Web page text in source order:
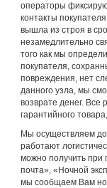
операторы
контакты
вышла из строя в
незамедлительно
того как мы
покупателя,
повреждения, нет
данного узла, мы
возврате денег. Все
гарантийного
Мы осуществляем
работают
можно получить при
почта», «Ночной
мы сообщаем Вам